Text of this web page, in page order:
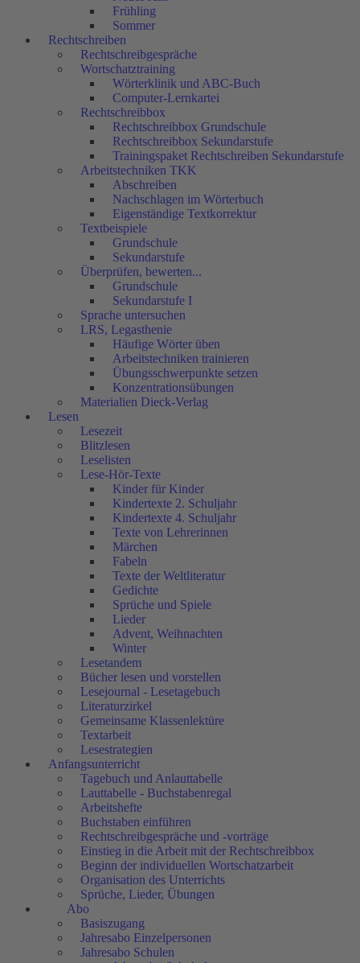
Frühling
Sommer
Rechtschreiben
Rechtschreibgespräche
Wortschatztraining
Wörterklinik und ABC-Buch
Computer-Lernkartei
Rechtschreibbox
Rechtschreibbox Grundschule
Rechtschreibbox Sekundarstufe
Trainingspaket Rechtschreiben Sekundarstufe
Arbeitstechniken TKK
Abschreiben
Nachschlagen im Wörterbuch
Eigenständige Textkorrektur
Textbeispiele
Grundschule
Sekundarstufe
Überprüfen, bewerten...
Grundschule
Sekundarstufe I
Sprache untersuchen
LRS, Legasthenie
Häufige Wörter üben
Arbeitstechniken trainieren
Übungsschwerpunkte setzen
Konzentrationsübungen
Materialien Dieck-Verlag
Lesen
Lesezeit
Blitzlesen
Leselisten
Lese-Hör-Texte
Kinder für Kinder
Kindertexte 2. Schuljahr
Kindertexte 4. Schuljahr
Texte von Lehrerinnen
Märchen
Fabeln
Texte der Weltliteratur
Gedichte
Sprüche und Spiele
Lieder
Advent, Weihnachten
Winter
Lesetandem
Bücher lesen und vorstellen
Lesejournal - Lesetagebuch
Literaturzirkel
Gemeinsame Klassenlektüre
Textarbeit
Lesestrategien
Anfangsunterricht
Tagebuch und Anlauttabelle
Lauttabelle - Buchstabenregal
Arbeitshefte
Buchstaben einführen
Rechtschreibgespräche und -vorträge
Einstieg in die Arbeit mit der Rechtschreibbox
Beginn der individuellen Wortschatzarbeit
Organisation des Unterrichts
Sprüche, Lieder, Übungen
Abo
Basiszugang
Jahresabo Einzelpersonen
Jahresabo Schulen